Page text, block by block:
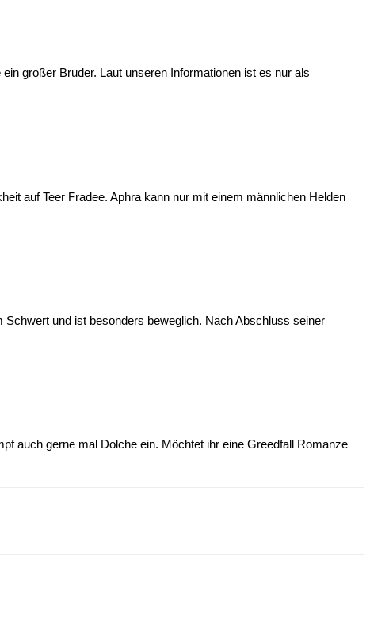
großer Bruder. Laut unseren Informationen ist es nur als
auf Teer Fradee. Aphra kann nur mit einem männlichen Helden
und ist besonders beweglich. Nach Abschluss seiner
auch gerne mal Dolche ein. Möchtet ihr eine Greedfall Romanze